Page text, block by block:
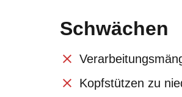
Schwächen
Kopfstützen zu